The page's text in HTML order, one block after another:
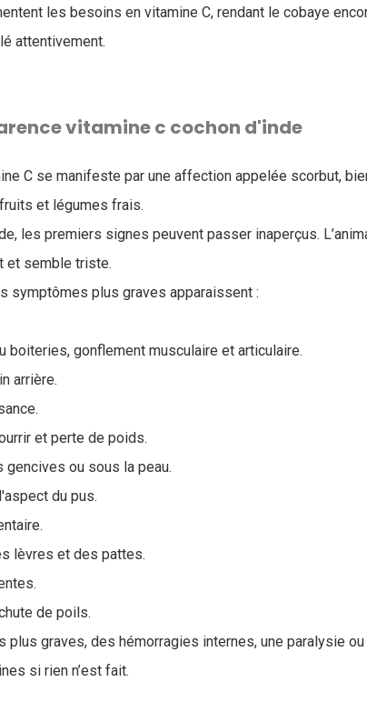
les besoins en vitamine C, rendant le cobaye
attentivement.
vitamine c cochon d'inde
C se manifeste par une affection appelée scorbut,
et légumes frais.
les premiers signes peuvent passer inaperçus.
et semble triste.
symptômes plus graves apparaissent :
boiteries, gonflement musculaire et articulaire.
arrière.
et perte de poids.
gencives ou sous la peau.
du pus.
lèvres et des pattes.
de poils.
plus graves, des hémorragies internes, une paralysie
si rien n’est fait.